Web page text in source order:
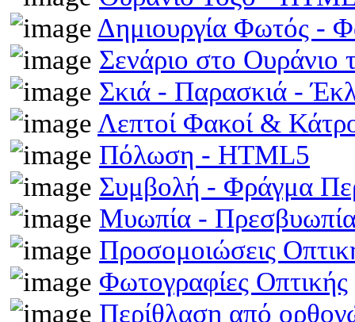
Δημιουργία Φωτός -
Σενάριο στο Ουράνιο
Σκιά - Παρασκιά -
Λεπτοί Φακοί &
Πόλωση - HTML5
Συμβολή - Φράγμα
Μυωπία -
Προσομοιώσεις
Φωτογραφίες Οπτικής
Περίθλαση από